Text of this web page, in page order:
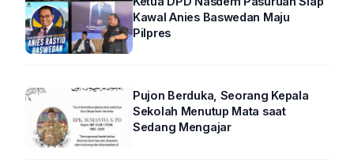
Kawal Anies Baswedan Maju
Pilpres
Pujon Berduka, Seorang Kepala
Sekolah Menutup Mata saat
Sedang Mengajar